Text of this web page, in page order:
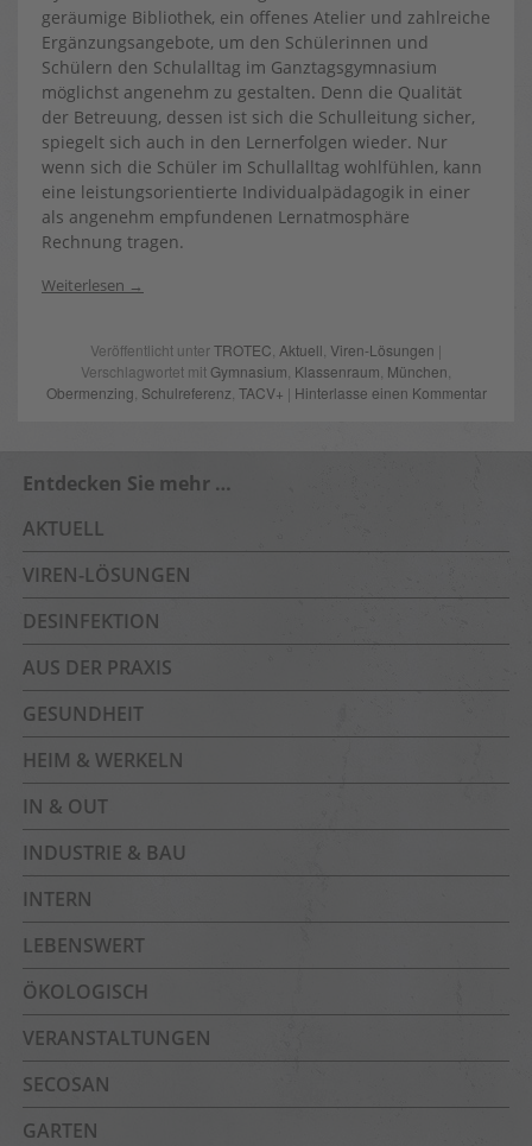
geräumige Bibliothek, ein offenes Atelier und zahlreiche
Ergänzungsangebote, um den Schülerinnen und
Schülern den Schulalltag im Ganztagsgymnasium
möglichst angenehm zu gestalten. Denn die Qualität
der Betreuung, dessen ist sich die Schulleitung sicher,
spiegelt sich auch in den Lernerfolgen wieder. Nur
wenn sich die Schüler im Schullalltag wohlfühlen, kann
eine leistungsorientierte Individualpädagogik in einer
als angenehm empfundenen Lernatmosphäre
Rechnung tragen.
Weiterlesen
Veröffentlicht unterTROTEC Aktuell Viren-Lösungen |
Verschlagwortet mit Gymnasium Klassenraum München
Obermenzing Schulreferenz TACV+ | Hinterlasse einen Kommentar
Entdecken Sie mehr …
AKTUELL
VIREN-LÖSUNGEN
DESINFEKTION
AUS DER PRAXIS
GESUNDHEIT
HEIM & WERKELN
IN & OUT
INDUSTRIE & BAU
INTERN
LEBENSWERT
ÖKOLOGISCH
VERANSTALTUNGEN
SECOSAN
GARTEN